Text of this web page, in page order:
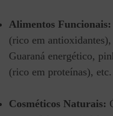
Alimentos Funcionais:
(rico em antioxidantes),
Guaraná energético,
(rico em proteínas), etc.
Cosméticos Naturais: